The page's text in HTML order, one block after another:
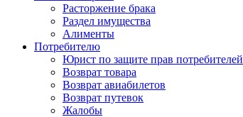
Расторжение брака
Раздел имущества
Алименты
Потребителю
Юрист по защите прав потребителей
Возврат товара
Возврат авиабилетов
Возврат путевок
Жалобы